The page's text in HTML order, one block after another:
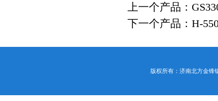
上一个产品：
下一个产品：H-
版权所有：济南北方金锋